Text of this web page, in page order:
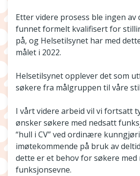
Etter videre prosess ble ingen av
funnet formelt kvalifisert for
på, og Helsetilsynet har med
målet i 2022.
Helsetilsynet opplever det som
søkere fra målgruppen til våre
I vårt videre arbeid vil vi fortsatt
ønsker søkere med nedsatt
“hull i CV” ved ordinære
imøtekommende på bruk av
dette er et behov for søkere med
funksjonsevne.